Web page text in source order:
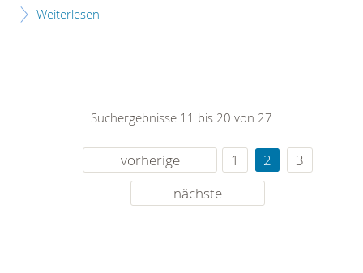
Weiterlesen
Suchergebnisse 11 bis 20 von 27
vorherige 1 2
3
nächste